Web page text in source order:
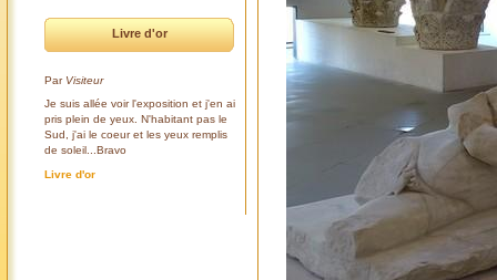
Livre d'or
Par Visiteur
Je suis allée voir l'exposition et j'en ai
pris plein de yeux. N'habitant pas le
Sud, j'ai le coeur et les yeux remplis
de soleil...Bravo
Livre d'or